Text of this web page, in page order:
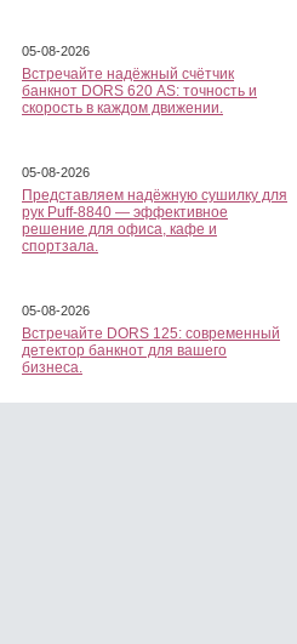
05-08-2026
Встречайте надёжный счётчик
банкнот DORS 620 АS: точность и
скорость в каждом движении.
05-08-2026
Представляем надёжную сушилку для
рук Puff-8840 — эффективное
решение для офиса, кафе и
спортзала.
05-08-2026
Встречайте DORS 125: современный
детектор банкнот для вашего
бизнеса.